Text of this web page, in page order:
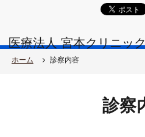
医療法人 宮本クリニッ
ホーム 診察内容
診察